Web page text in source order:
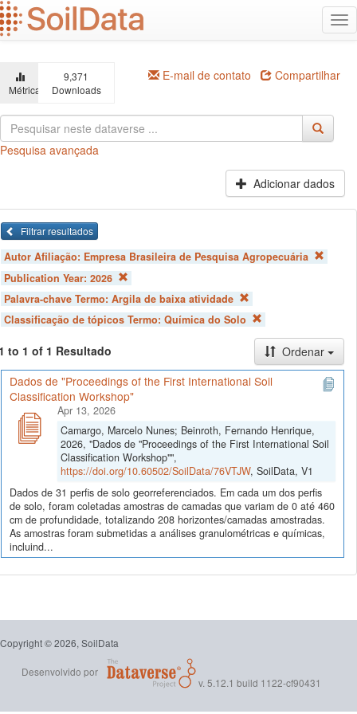
Ir
para
o
principal
Métricas
9,371
Downloads
E-mail de contato Compartilhar
Pesquisa avançada
Adicionar dados
Filtrar resultados
Autor Afiliação: Empresa Brasileira de Pesquisa Agropecuária
Publication Year: 2026
Palavra-chave Termo: Argila de baixa atividade
Classificação de tópicos Termo: Química do Solo
to 1 of 1 Resultado
Ordenar
Dados de "Proceedings of the First International Soil
Classification Workshop"
Apr 13, 2026
Camargo, Marcelo Nunes; Beinroth, Fernando Henrique,
2026, "Dados de "Proceedings of the First International Soil
Classification Workshop"",
https://doi.org/10.60502/SoilData/76VTJW, SoilData, V1
Dados de 31 perfis de solo georreferenciados. Em cada um dos perfis
de solo, foram coletadas amostras de camadas que variam de 0 até 460
cm de profundidade, totalizando 208 horizontes/camadas amostradas.
As amostras foram submetidas a análises granulométricas e químicas,
incluind...
Copyright © 2026, SoilData
Desenvolvido por
v. 5.12.1 build 1122-cf90431